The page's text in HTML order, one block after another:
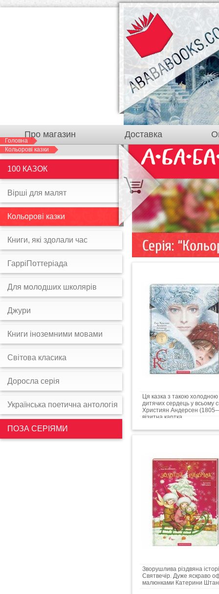
Чому слід
Ви зможете обрати
Про магазин Доставка
Головна
Кольорові казки
Ця казка з такою холодною
дитячих сердець у всьому
Християн Андерсен
візитна картка...
Зворушлива різдвяна
Святвечір. Дуже яскраво
малюнками Катерини
100 КАЗОК
Вірші для малят
Кольорові казки
Книги, які здолали час
ГарріПоттеріада
Для молодших школярів
Джури
Книги іноземними мовами
Світова класика
Доросла серія
Українська поетична антологія
ПОЗА СЕРІЯМИ